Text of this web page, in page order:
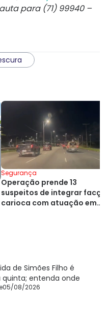
para (71) 99940 –
Segurança
Operação prende 13
suspeitos de integrar
carioca com atuação em
de Simões Filho é
entenda onde
05/08/2026